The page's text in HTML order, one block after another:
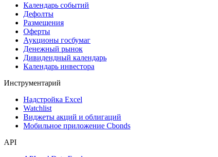
Календарь событий
Дефолты
Размещения
Оферты
Аукционы госбумаг
Денежный рынок
Дивидендный календарь
Календарь инвестора
Инструментарий
Надстройка Excel
Watchlist
Виджеты акций и облигаций
Мобильное приложение Cbonds
API